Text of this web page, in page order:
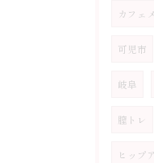
カフェ
可児市
岐阜
膣トレ
ヒップ